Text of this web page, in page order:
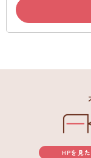
HPを見